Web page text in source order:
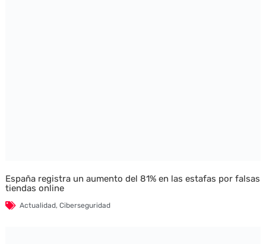
España registra un aumento del 81% en las estafas por falsas
tiendas online
Actualidad, Ciberseguridad